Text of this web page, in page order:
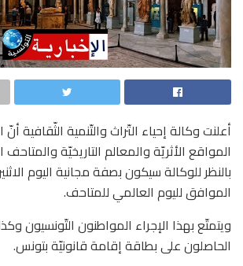
أعلنت وكالة إحياء التّراث والتّنمية الثّقافية
المواقع الأثريّة والمعالم التاريخيّة
الموافق لليوم العالمي للمتاحف.
ويتمتّع بهذا الإجراء المواطنون التّونسيون
الحاصلون على بطاقة إقامة قانونيّة بتونس.